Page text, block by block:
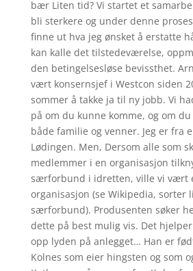
bær Liten tid? Vi startet et
bli sterkere og under denne
finne ut hva jeg ønsket å erstatte
kan kalle det tilstedeværelse,
den betingelsesløse bevissthet.
vært konsernsjef i Westcon siden
sommer å takke ja til ny jobb. Vi
på om du kunne komme, og om
både familie og venner. Jeg er fra
Lødingen. Men, Dersom alle som
medlemmer i en organisasjon
særforbund i idretten, ville vi vært
organisasjon (se Wikipedia, sorter
særforbund). Produsenten søker
dette på best mulig vis. Det
opp lyden på anlegget… Han er
Kolnes som eier hingsten og som